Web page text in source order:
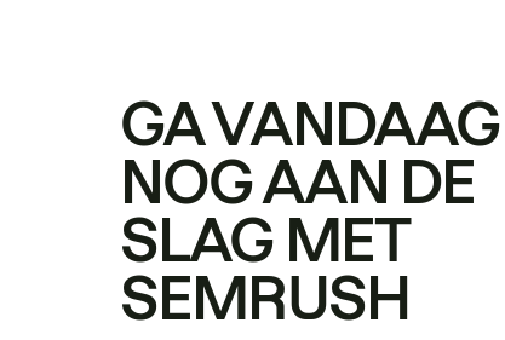
GA VANDAAG
NOG AAN DE
SLAG MET
SEMRUSH